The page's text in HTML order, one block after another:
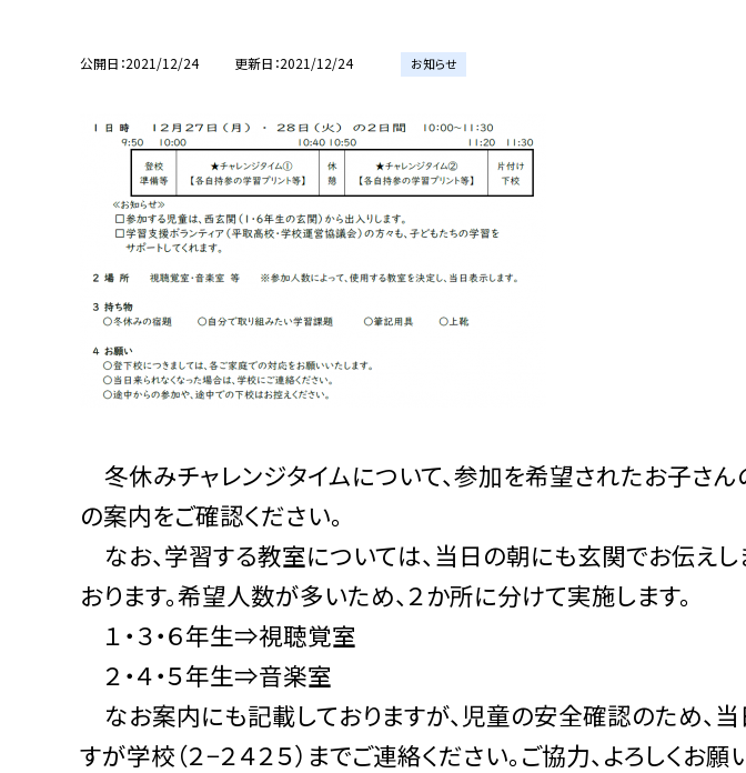
公開日 2021/12/24 更新日 2021/12/24 お知らせ
冬休みチャレンジタイムについて、参加を希望されたお子さ
の案内をご確認ください。
なお、学習する教室については、当日の朝にも玄関でお伝えし
おります。希望人数が多いため、２か所に分けて実施します。
１・３・６年生⇒視聴覚室
２・４・５年生⇒音楽室
なお案内にも記載しておりますが、児童の安全確認のため、
すが学校（２−２４２５）までご連絡ください。ご協力、よろしくお願